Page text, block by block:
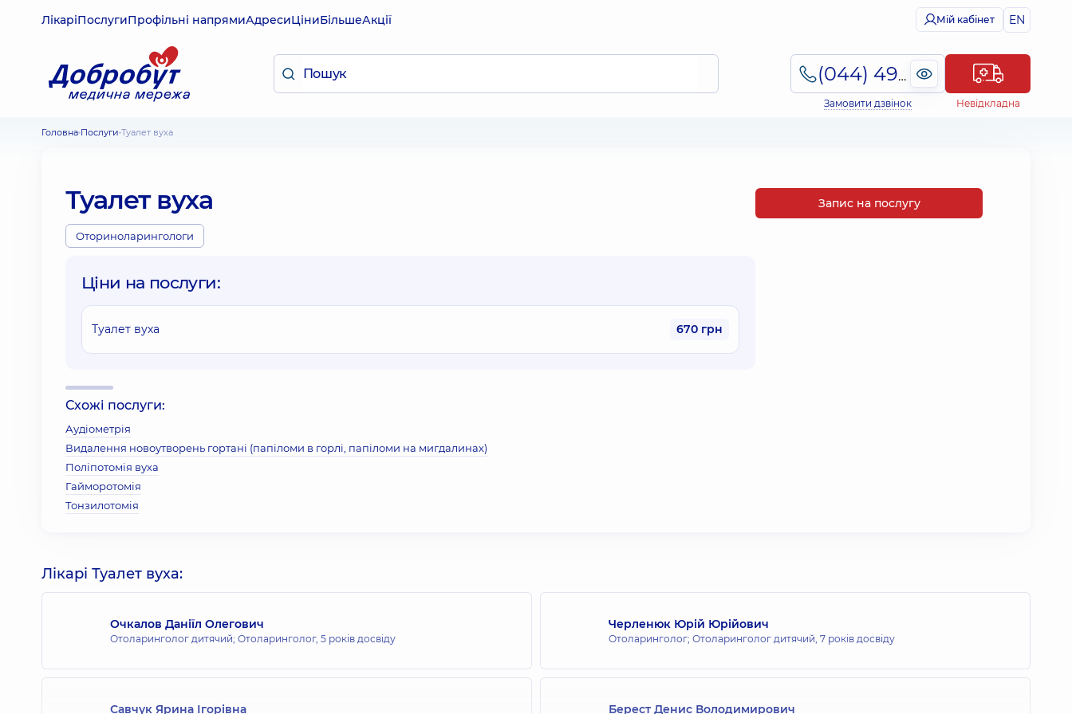
ЛікаріПослугиПрофільні напрямиАдресиЦіниБільшеАкції Мій кабінет EN
(044) 495-2-888
Замовити дзвінок Невідкладна
Головна Послуги Туалет вуха
Туалет вуха
Оториноларингологи
Ціни на послуги:
Туалет вуха 670 грн
Схожі послуги:
Аудіометрія
Видалення новоутворень гортані (папіломи в горлі, папіломи на мигдалинах)
Поліпотомія вуха
Гайморотомія
Тонзилотомія
Запис на послугу
Лікарі Туалет вуха:
Очкалов Даніїл Олегович
Отоларинголог дитячий; Отоларинголог, 5 років досвіду
Черленюк Юрій Юрійович
Отоларинголог; Отоларинголог дитячий, 7 років досвіду
Савчук Ярина Ігорівна Берест Денис Володимирович